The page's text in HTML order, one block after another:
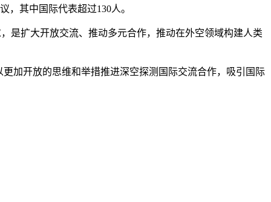
，其中国际代表超过130人。
扩大开放交流、推动多元合作，推动在外空领域构建人类
开放的思维和举措推进深空探测国际交流合作，吸引国际